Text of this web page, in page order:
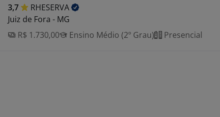
3,7
RHESERVA
Juiz de Fora - MG
R$ 1.730,00
Ensino Médio (2º Grau) Presencial